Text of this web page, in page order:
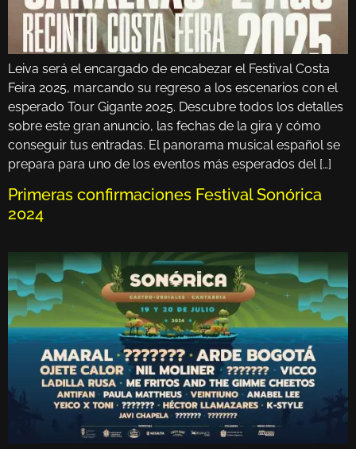
Leiva será el encargado de encabezar el Festival Costa
Feira 2025, marcando su regreso a los escenarios con el
esperado Tour Gigante 2025. Descubre todos los detalles
sobre este gran anuncio, las fechas de la gira y cómo
conseguir tus entradas. El panorama musical español se
prepara para uno de los eventos más esperados del […]
Primeras confirmaciones Festival Sonórica
2024